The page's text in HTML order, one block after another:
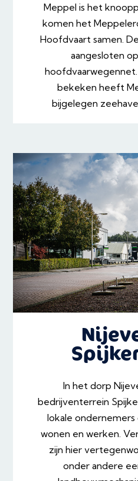
Meppel is het
komen het
Hoofdvaart samen.
aangesloten
bekeken heeft
bijgelegen
In het dorp
bedrijventerrein
lokale
wonen en werken.
zijn hier
onder andere